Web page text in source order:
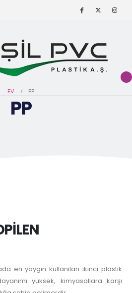
EV PP
PP
en yaygın kullanılan ikinci plastik
yüksek, kimyasallara karşı